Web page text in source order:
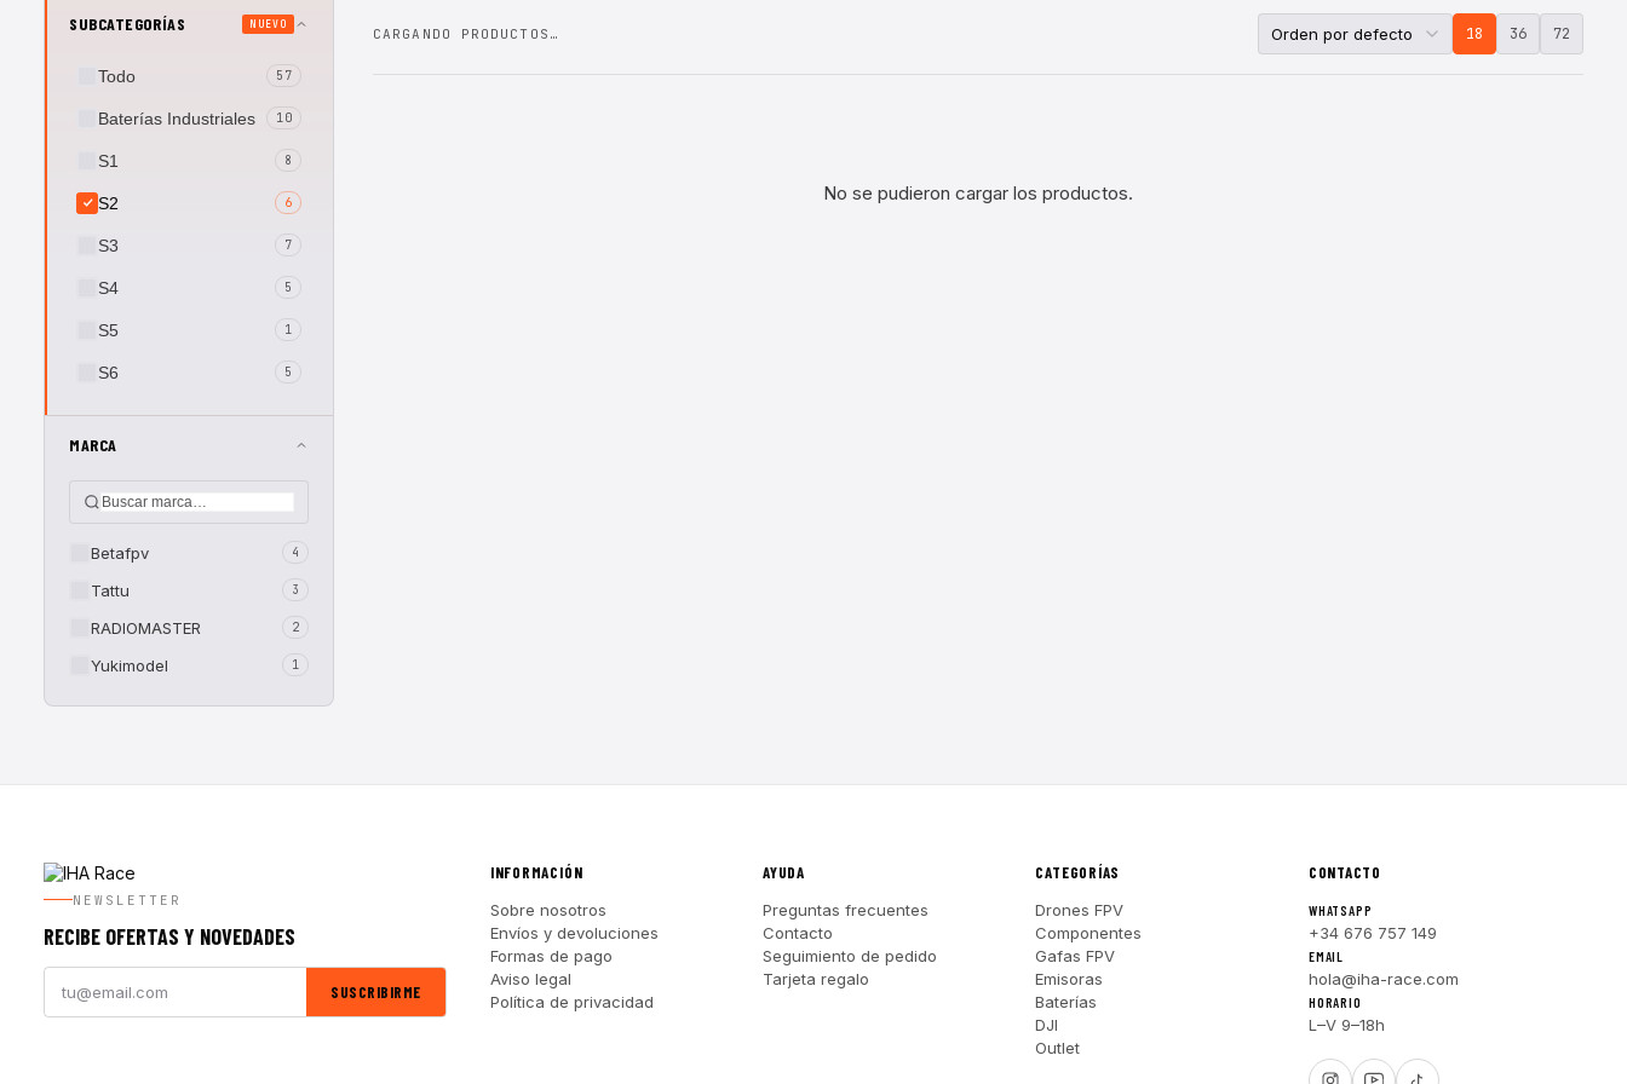
SUBCATEGORÍAS NUEVO
Todo 57
Baterías Industriales 10
S1 8
S2 6
S3 7
S4 5
S5 1
S6 5
MARCA
Betafpv 4
Tattu 3
RADIOMASTER 2
Yukimodel 1
CARGANDO PRODUCTOS… 18 36 72
No se pudieron cargar los productos.
NEWSLETTER
RECIBE OFERTAS Y NOVEDADES
SUSCRIBIRME
INFORMACIÓN
Sobre nosotros
Envíos y devoluciones
Formas de pago
Aviso legal
Política de privacidad
AYUDA
Preguntas frecuentes
Contacto
Seguimiento de pedido
Tarjeta regalo
CATEGORÍAS
Drones FPV
Componentes
Gafas FPV
Emisoras
Baterías
DJI
Outlet
CONTACTO
WHATSAPP
+34 676 757 149
EMAIL
hola@iha-race.com
HORARIO
L–V 9–18h